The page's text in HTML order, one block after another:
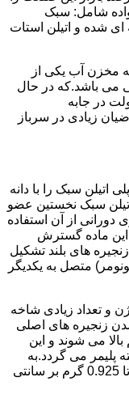
شامل: سبک
شده و اتیلن استات
مخزن آب یکی از
می باشد.که در حال
در جابه
زیادی در سرباز
پلی اتیلن سبک را با دانه
اتیلن سبک نخستین عضو
دورانی از آن استفاده
این ماده گسترش
های بلند تشکیل
متصل به یکدیگر
و تعداد زیادی شاخه
زنجیره های اصلی
می شوند و این
پلیمر می گردد.به
طور کلی به پلی اتیلن های با دانسیته 0.910 تا 0.925 گرم بر سانتی